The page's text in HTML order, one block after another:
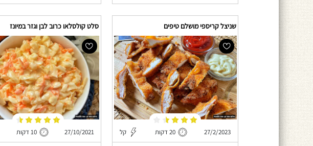
שניצל קריספי מושלם טיפים
27/2/2023 20 דקות קל
סלט קולסלאו כרוב לבן וגזר במיונז
27/10/2021 10 דקות